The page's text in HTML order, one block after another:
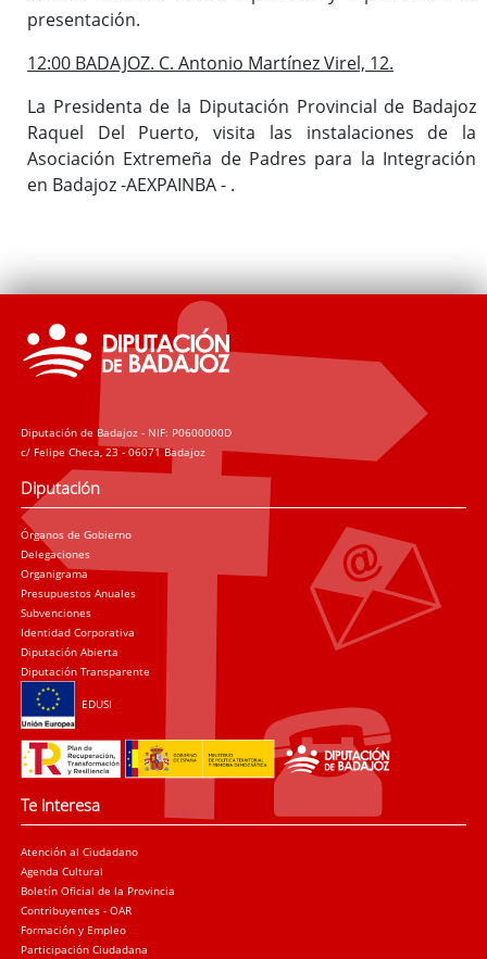
presentación.
12:00 BADAJOZ. C. Antonio Martínez Virel, 12.
La Presidenta de la Diputación Provincial de Badajoz
Raquel Del Puerto, visita las instalaciones de la
Asociación Extremeña de Padres para la Integración
en Badajoz -AEXPAINBA - .
Diputación de Badajoz - NIF: P0600000D
c/ Felipe Checa, 23 - 06071 Badajoz
Diputación
Órganos de Gobierno
Delegaciones
Organigrama
Presupuestos Anuales
Subvenciones
Identidad Corporativa
Diputación Abierta
Diputación Transparente
EDUSI
Te interesa
Atención al Ciudadano
Agenda Cultural
Boletín Oficial de la Provincia
Contribuyentes - OAR
Formación y Empleo
Participación Ciudadana